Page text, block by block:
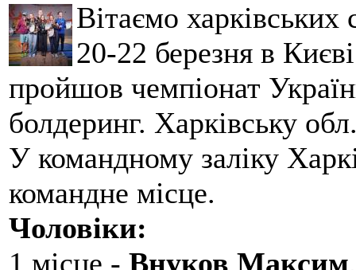
Вітаємо
20-22 березня в
пройшов чемпіонат
болдеринг. Харківську
У командному заліку
командне місце.
Чоловіки:
1 місце - Внуков Максим